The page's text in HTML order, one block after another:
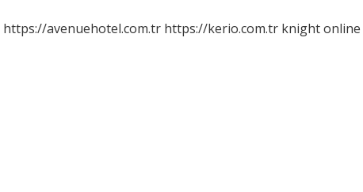
https://avenuehotel.com.tr https://kerio.com.tr knight online